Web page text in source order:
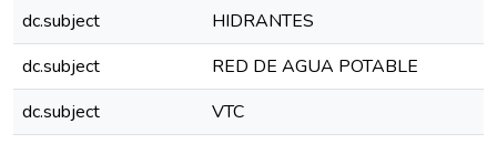
dc.subject
HIDRANTES
dc.subject
RED DE AGUA POTABLE
dc.subject
VTC